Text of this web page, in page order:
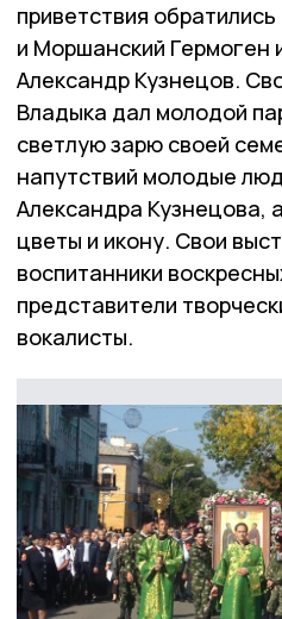
приветствия
и Моршанский Гермоген
Александр Кузнецов.
Владыка дал молодой
светлую зарю своей
напутствий молодые
Александра Кузнецова,
цветы и икону. Свои
воспитанники
представители
вокалисты.